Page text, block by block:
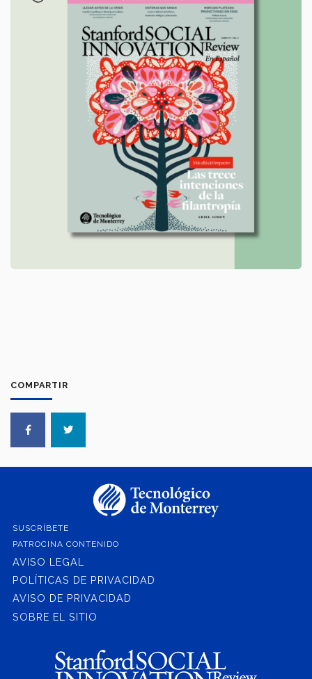
COMPARTIR
SUSCRÍBETE
PATROCINA CONTENIDO
AVISO LEGAL
POLÍTICAS DE PRIVACIDAD
AVISO DE PRIVACIDAD
SOBRE EL SITIO